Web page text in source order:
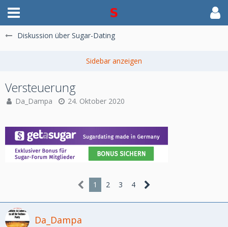
Diskussion über Sugar-Dating
Versteuerung
Da_Dampa 24. Oktober 2020
1 2 3 4
Da_Dampa